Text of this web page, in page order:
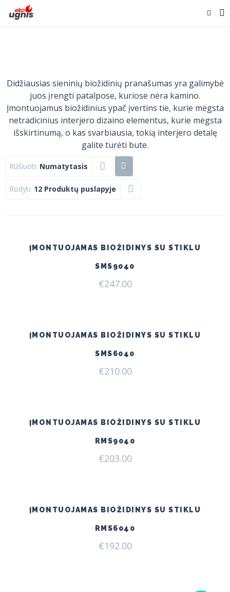
Didžiausias sieninių biožidinių pranašumas yra galimybė
juos įrengti patalpose, kuriose nėra kamino.
Įmontuojamus biožidinius ypač įvertins tie, kurie mėgsta
netradicinius interjero dizaino elementus, kurie mėgsta
išskirtinumą, o kas svarbiausia, tokią interjero detalę
galite turėti bute.
Rūšiuoti: Numatytasis
Rodyti: 12 Produktų puslapyje
ĮMONTUOJAMAS BIOŽIDINYS SU STIKLU
SMS9040
€247.00
ĮMONTUOJAMAS BIOŽIDINYS SU STIKLU
SMS6040
€210.00
ĮMONTUOJAMAS BIOŽIDINYS SU STIKLU
RMS9040
€203.00
ĮMONTUOJAMAS BIOŽIDINYS SU STIKLU
RMS6040
€192.00